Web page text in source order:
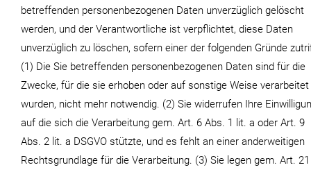
betreffenden personenbezogenen Daten unverzüglich gelöscht
werden, und der Verantwortliche ist verpflichtet, diese Daten
unverzüglich zu löschen, sofern einer der folgenden Gründe
(1) Die Sie betreffenden personenbezogenen Daten sind für die
Zwecke, für die sie erhoben oder auf sonstige Weise verarbeitet
wurden, nicht mehr notwendig. (2) Sie widerrufen Ihre
auf die sich die Verarbeitung gem. Art. 6 Abs. 1 lit. a oder Art. 9
Abs. 2 lit. a DSGVO stützte, und es fehlt an einer anderweitigen
Rechtsgrundlage für die Verarbeitung. (3) Sie legen gem. Art. 21